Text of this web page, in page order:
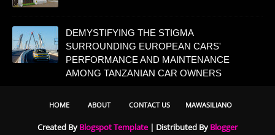
DEMYSTIFYING THE STIGMA
SURROUNDING EUROPEAN CARS'
PERFORMANCE AND MAINTENANCE
AMONG TANZANIAN CAR OWNERS
HOME ABOUT CONTACT US MAWASILIANO
Created By Blogspot Template| Distributed By Blogger